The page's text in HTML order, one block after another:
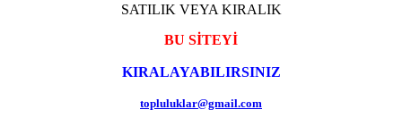
SATILIK VEYA KIRALIK
BU SİTEYİ
KIRALAYABILIRSINIZ
topluluklar@gmail.com